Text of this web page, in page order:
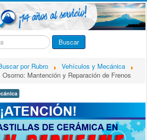
Buscar
por Rubro
Vehículos y Mecánica
Osorno: Mantención y Reparación de Frenos